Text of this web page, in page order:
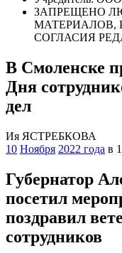
ЗАПРЕЩЕНО
МАТЕРИАЛОВ,
СОГЛАСИЯ
В Смоленске
Дня
дел
Ия ЯСТРЕБКОВА
10 Ноября 2022 года в
Губернатор
посетил
поздравил
сотрудников